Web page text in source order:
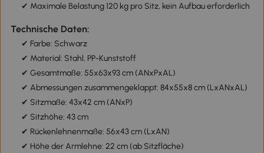
✔ Maximale Belastung 120 kg pro Sitz, kein Aufbau erforderlich
Technische Daten:
✔ Farbe: Schwarz
✔ Material: Stahl, PP-Kunststoff
✔ Gesamtmaße: 55x63x93 cm (ANxPxAL)
✔ Abmessungen zusammengeklappt: 84x55x8 cm (LxANxAL)
✔ Sitzmaße: 43x42 cm (ANxP)
✔ Sitzhöhe: 43 cm
✔ Rückenlehnenmaße: 56x43 cm (LxAN)
✔ Höhe der Armlehne: 22 cm (ab Sitzfläche)